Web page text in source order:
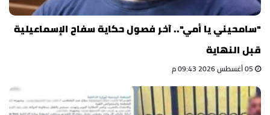
"سامحيني يا أمي".. آخر فصول حكاية سفاح الإسماعيلية
قبل النهاية